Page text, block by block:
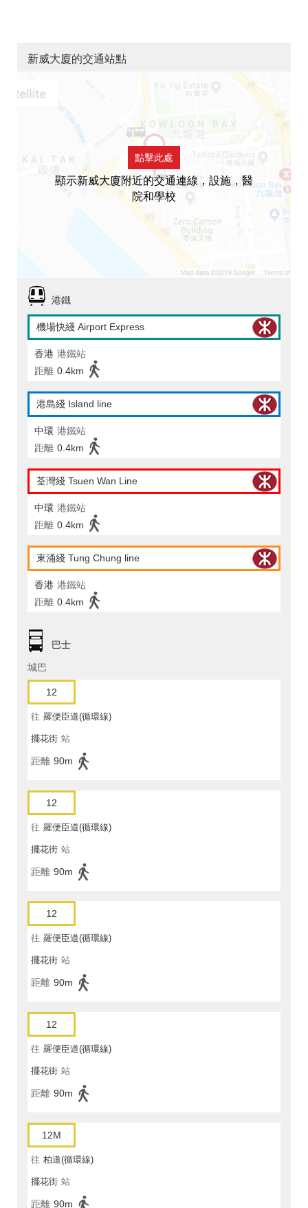
新威大廈的交通站點
點擊此處
顯示新威大廈附近的交通連線，設施，醫
院和學校
港鐵
機場快綫 Airport Express
香港 港鐵站
距離 0.4km
港島綫 Island line
中環 港鐵站
距離 0.4km
荃灣綫 Tsuen Wan Line
中環 港鐵站
距離 0.4km
東涌綫 Tung Chung line
香港 港鐵站
距離 0.4km
巴士
城巴
12
往 羅便臣道(循環線)
擺花街 站
距離 90m
12
往 羅便臣道(循環線)
擺花街 站
距離 90m
12
往 羅便臣道(循環線)
擺花街 站
距離 90m
12
往 羅便臣道(循環線)
擺花街 站
距離 90m
12M
往 柏道(循環線)
擺花街 站
距離 90m